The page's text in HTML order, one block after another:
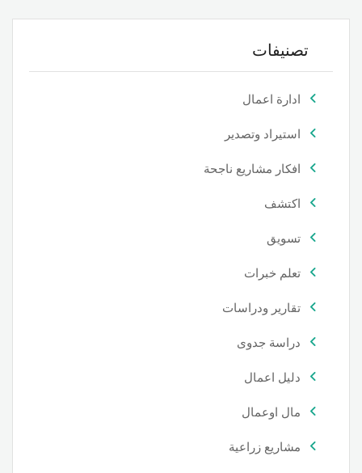
تصنيفات
ادارة اعمال
استيراد وتصدير
افكار مشاريع ناجحة
اكتشف
تسويق
تعلم خبرات
تقارير ودراسات
دراسة جدوى
دليل اعمال
مال اوعمال
مشاريع زراعية